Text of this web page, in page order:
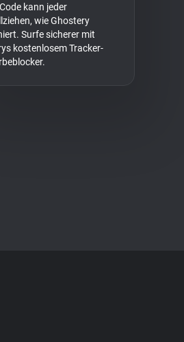
kann jeder
wie Ghostery
Surfe sicherer mit
kostenlosem Tracker-